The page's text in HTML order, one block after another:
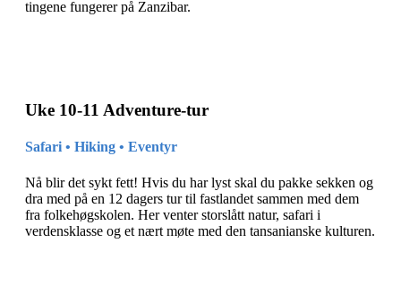
tingene fungerer på Zanzibar.
Uke 10-11 Adventure-tur
Safari • Hiking • Eventyr
Nå blir det sykt fett! Hvis du har lyst skal du pakke sekken og
dra med på en 12 dagers tur til fastlandet sammen med dem
fra folkehøgskolen. Her venter storslått natur, safari i
verdensklasse og et nært møte med den tansanianske kulturen.